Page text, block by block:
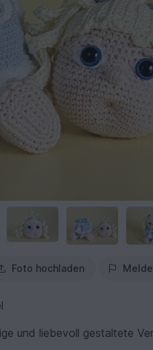
Foto hochladen
und liebevoll gestaltete